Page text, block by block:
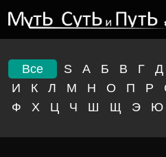
Все S А Б В Г Д
И
К Л М Н О П Р
Ф
Х Ц Ч Ш Щ Э Ю